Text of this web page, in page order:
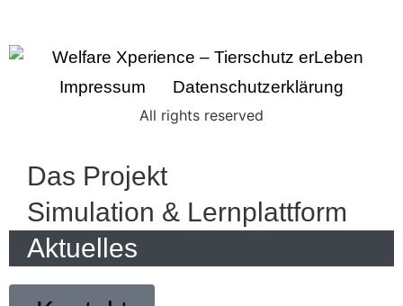
Impressum Datenschutzerklärung
All rights reserved
Das Projekt
Simulation & Lernplattform
Aktuelles